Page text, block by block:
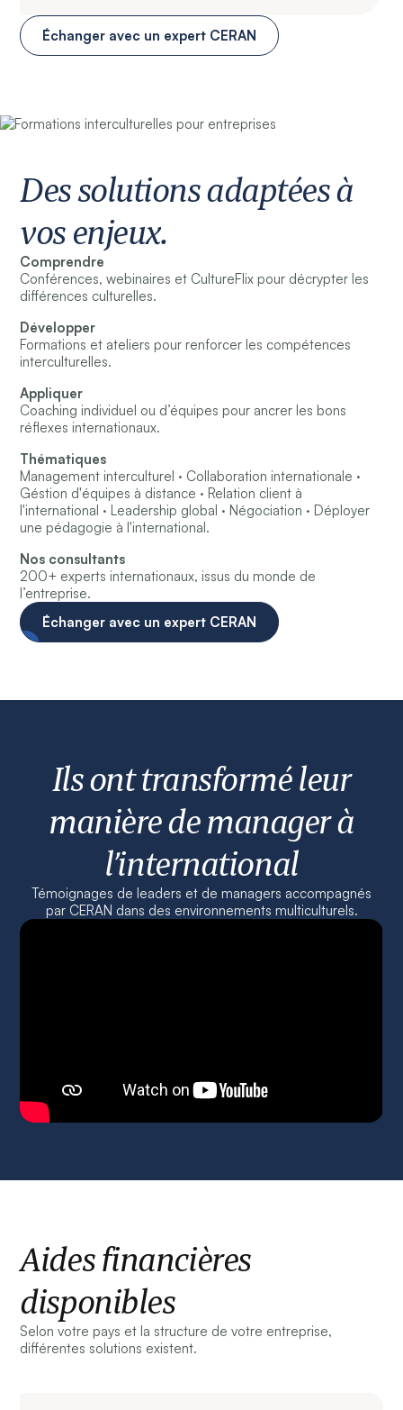
Échanger avec un expert CERAN
Des solutions adaptées à
vos enjeux.
Comprendre
Conférences, webinaires et CultureFlix pour décrypter les
différences culturelles.
Développer
Formations et ateliers pour renforcer les compétences
interculturelles.
Appliquer
Coaching individuel ou d’équipes pour ancrer les bons
réflexes internationaux.
Thématiques
Management interculturel · Collaboration internationale ·
Géstion d'équipes à distance · Relation client à
l'international · Leadership global · Négociation · Déployer
une pédagogie à l'international.
Nos consultants
200+ experts internationaux, issus du monde de
l’entreprise.
Échanger avec un expert CERAN
Ils ont transformé leur
manière de manager à
l’international
Témoignages de leaders et de managers accompagnés
par CERAN dans des environnements multiculturels.
Aides financières
disponibles
Selon votre pays et la structure de votre entreprise,
différentes solutions existent.